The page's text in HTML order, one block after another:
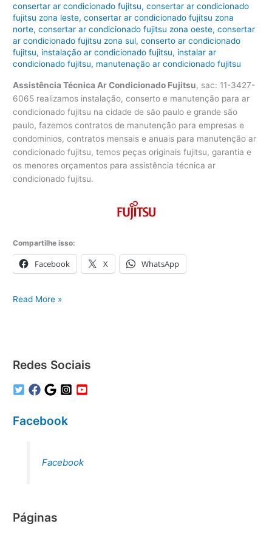
consertar ar condicionado fujitsu,consertar ar condicionado
fujitsu zona leste,consertar ar condicionado fujitsu zona
norte,consertar ar condicionado fujitsu zona oeste,consertar
ar condicionado fujitsu zona sul,conserto ar condicionado
fujitsu, instalação ar condicionado fujitsu, instalar ar
condicionado fujitsu, manutenação ar condicionado fujitsu
Assistência Técnica Ar Condicionado Fujitsu, sac: 11-3427-
6065 realizamos instalação, conserto e manutenção para ar
condicionado fujitsu na cidade de são paulo e grande são
paulo, fazemos contratos de manutenção para empresas e
condominios, contratos mensais e anuais para manutenção ar
condicionado fujitsu, temos peças originais fujitsu, garantia e
os menores orçamentos para assistência técnica ar
condicionado fujitsu.
Compartilhe isso:
Facebook X WhatsApp
Assistência
Read More »
Redes Sociais
Facebook
Facebook
Páginas